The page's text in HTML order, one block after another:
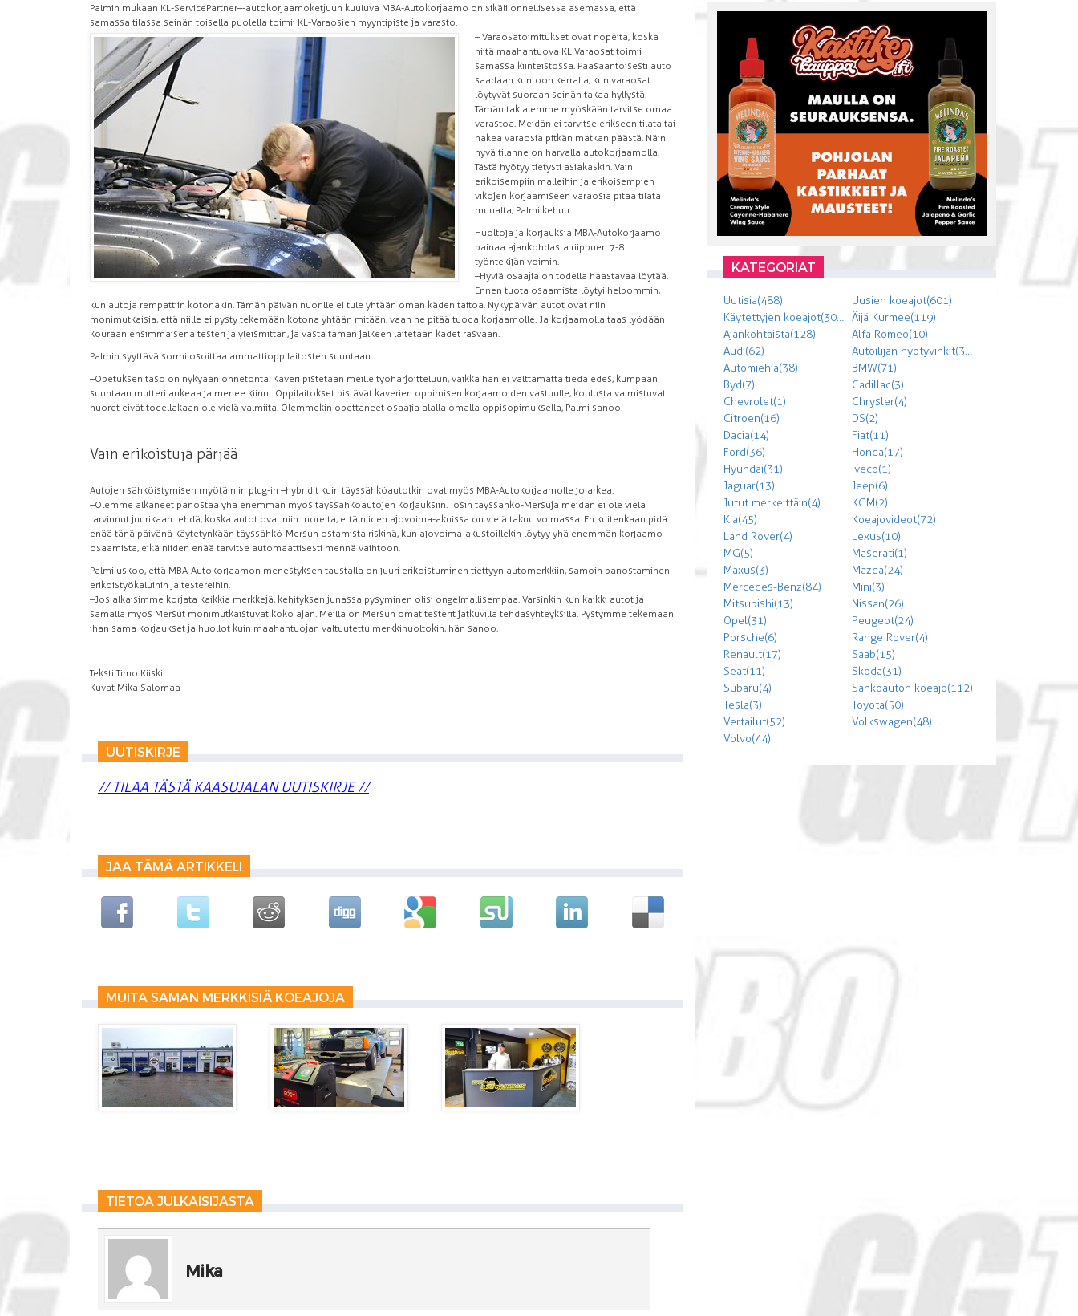
Palmin mukaan KL-ServicePartner–-autokorjaamoketjuun kuuluva MBA-Autokorjaamo on sikäli onnellisessa asemassa, että
samassa tilassa seinän toisella puolella toimii KL-Varaosien myyntipiste ja varasto.
– Varaosatoimitukset ovat nopeita, koska
niitä maahantuova KL Varaosat toimii
samassa kiinteistössä. Pääsääntöisesti auto
saadaan kuntoon kerralla, kun varaosat
löytyvät suoraan seinän takaa hyllystä.
Tämän takia emme myöskään tarvitse omaa
varastoa. Meidän ei tarvitse erikseen tilata tai
hakea varaosia pitkän matkan päästä. Näin
hyvä tilanne on harvalla autokorjaamolla,
Tästä hyötyy tietysti asiakaskin. Vain
erikoisempiin malleihin ja erikoisempien
vikojen korjaamiseen varaosia pitää tilata
muualta, Palmi kehuu.
Huoltoja ja korjauksia MBA-Autokorjaamo
painaa ajankohdasta riippuen 7-8
työntekijän voimin.
–Hyviä osaajia on todella haastavaa löytää.
Ennen tuota osaamista löytyi helpommin,
kun autoja rempattiin kotonakin. Tämän päivän nuorille ei tule yhtään oman käden taitoa. Nykypäivän autot ovat niin
monimutkaisia, että niille ei pysty tekemään kotona yhtään mitään, vaan ne pitää tuoda korjaamolle. Ja korjaamolla taas lyödään
kouraan ensimmäisenä testeri ja yleismittari, ja vasta tämän jälkeen laitetaan kädet rasvaan.
Palmin syyttävä sormi osoittaa ammattioppilaitosten suuntaan.
–Opetuksen taso on nykyään onnetonta. Kaveri pistetään meille työharjoitteluun, vaikka hän ei välttämättä tiedä edes, kumpaan
suuntaan mutteri aukeaa ja menee kiinni. Oppilaitokset pistävät kaverien oppimisen korjaamoiden vastuulle, koulusta valmistuvat
nuoret eivät todellakaan ole vielä valmiita. Olemmekin opettaneet osaajia alalla omalla oppisopimuksella, Palmi sanoo.
Vain erikoistuja pärjää
Autojen sähköistymisen myötä niin plug-in –hybridit kuin täyssähköautotkin ovat myös MBA-Autokorjaamolle jo arkea.
–Olemme alkaneet panostaa yhä enemmän myös täyssähköautojen korjauksiin. Tosin täyssähkö-Mersuja meidän ei ole vielä
tarvinnut juurikaan tehdä, koska autot ovat niin tuoreita, että niiden ajovoima-akuissa on vielä takuu voimassa. En kuitenkaan pidä
enää tänä päivänä käytetynkään täyssähkö-Mersun ostamista riskinä, kun ajovoima-akustoillekin löytyy yhä enemmän korjaamo-
osaamista, eikä niiden enää tarvitse automaattisesti mennä vaihtoon.
Palmi uskoo, että MBA-Autokorjaamon menestyksen taustalla on juuri erikoistuminen tiettyyn automerkkiin, samoin panostaminen
erikoistyökaluihin ja testereihin.
–Jos alkaisimme korjata kaikkia merkkejä, kehityksen junassa pysyminen olisi ongelmallisempaa. Varsinkin kun kaikki autot ja
samalla myös Mersut monimutkaistuvat koko ajan. Meillä on Mersun omat testerit jatkuvilla tehdasyhteyksillä. Pystymme tekemään
ihan sama korjaukset ja huollot kuin maahantuojan valtuutettu merkkihuoltokin, hän sanoo.
Teksti Timo Kiiski
Kuvat Mika Salomaa
UUTISKIRJE
// TILAA TÄSTÄ KAASUJALAN UUTISKIRJE //
JAA TÄMÄ ARTIKKELI
MUITA SAMAN MERKKISIÄ KOEAJOJA
TIETOA JULKAISIJASTA
Mika
KATEGORIAT
Uutisia (488)
Uusien koeajot (601)
Käytettyjen koeajot (303) Äijä Kurmee (119)
Ajankohtaista (128)
Alfa Romeo (10)
Audi (62)
Autoilijan hyötyvinkit (300)
Automiehiä (38)
BMW (71)
Byd (7)
Cadillac (3)
Chevrolet (1)
Chrysler (4)
Citroen (16)
DS (2)
Dacia (14)
Fiat (11)
Ford (36)
Honda (17)
Hyundai (31)
Iveco (1)
Jaguar (13)
Jeep (6)
Jutut merkeittäin (4)
KGM (2)
Kia (45)
Koeajovideot (72)
Land Rover (4)
Lexus (10)
MG (5)
Maserati (1)
Maxus (3)
Mazda (24)
Mercedes-Benz (84)
Mini (3)
Mitsubishi (13)
Nissan (26)
Opel (31)
Peugeot (24)
Porsche (6)
Range Rover (4)
Renault (17)
Saab (15)
Seat (11)
Skoda (31)
Subaru (4)
Sähköauton koeajo (112)
Tesla (3)
Toyota (50)
Vertailut (52)
Volkswagen (48)
Volvo (44)